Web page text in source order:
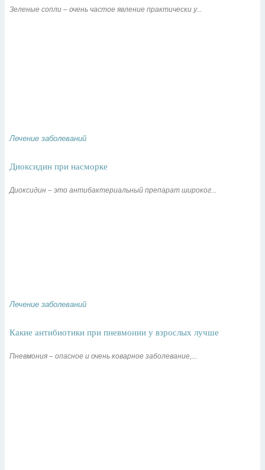
Зеленые сопли – очень частое явление практически у...
Лечение заболеваний
Диоксидин при насморке
Диоксидин – это антибактериальный препарат широког...
Лечение заболеваний
Какие антибиотики при пневмонии у взрослых лучше
Пневмония – опасное и очень коварное заболевание,...